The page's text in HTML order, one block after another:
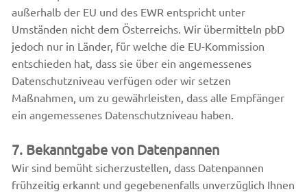
außerhalb der EU und des EWR entspricht unter
Umständen nicht dem Österreichs. Wir übermitteln pbD
jedoch nur in Länder, für welche die EU-Kommission
entschieden hat, dass sie über ein angemessenes
Datenschutzniveau verfügen oder wir setzen
Maßnahmen, um zu gewährleisten, dass alle Empfänger
ein angemessenes Datenschutzniveau haben.
7. Bekanntgabe von Datenpannen
Wir sind bemüht sicherzustellen, dass Datenpannen
frühzeitig erkannt und gegebenenfalls unverzüglich Ihnen